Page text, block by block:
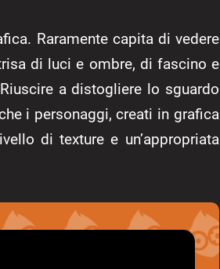
Raramente capita di vedere
di luci e ombre, di fascino e
a distogliere lo sguardo
i personaggi, creati in grafica
di texture e un’appropriata